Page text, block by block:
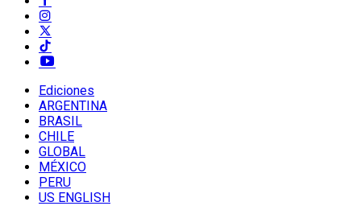
Ediciones
ARGENTINA
BRASIL
CHILE
GLOBAL
MÉXICO
PERU
US ENGLISH